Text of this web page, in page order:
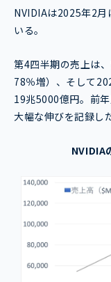
NVIDIAは2025年2
いる。
第4四半期の売上は
78％増）、そして
19兆5000億円。前
大幅な伸びを記録し
NVIDIA